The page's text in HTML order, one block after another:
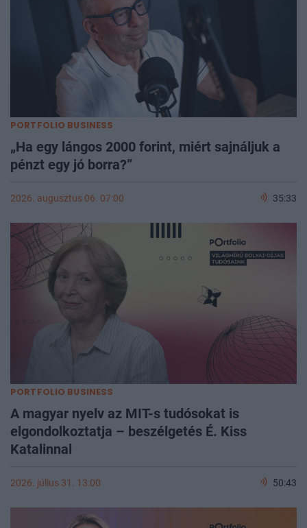
PORTFOLIO BUSINESS
„Ha egy lángos 2000 forint, miért sajnáljuk a
pénzt egy jó borra?”
2026. augusztus 06. 07:00 35:33
PORTFOLIO BUSINESS
A magyar nyelv az MIT-s tudósokat is
elgondolkoztatja – beszélgetés É. Kiss
Katalinnal
2026. július 31. 13:00 50:43